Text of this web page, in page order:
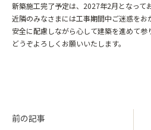
新築施工完了予定は、 2027年2月となって
近隣のみなさまには工事期間中ご迷惑をお
安全に配慮しながら心して建築を進めて参
どうぞよろしくお願いいたします。
前の記事